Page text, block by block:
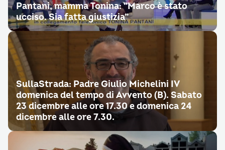
Pantani, mamma Tonina: “Marco è stato
ucciso. Sia fatta giustizia”
SullaStrada: Padre Giulio Michelini IV
domenica del tempo di Avvento (B). Sabato
23 dicembre alle ore 17.30 e domenica 24
dicembre alle ore 7.30.